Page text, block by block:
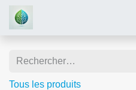
Tous les produits